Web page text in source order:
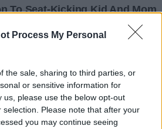
Process My Personal
the sale, sharing to third parties, or
or sensitive information for
us, please use the below opt-out
Please note that after your
you may continue seeing